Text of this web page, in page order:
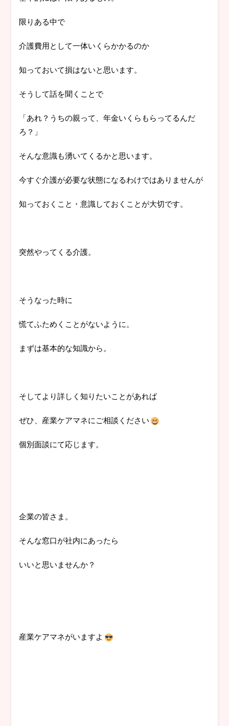
限りある中で
介護費用として一体いくらかかるのか
知っておいて損はないと思います。
そうして話を聞くことで
「あれ？うちの親って、年金いくらもらってるんだ
ろ？」
そんな意識も湧いてくるかと思います。
今すぐ介護が必要な状態になるわけではありませんが
知っておくこと・意識しておくことが大切です。
突然やってくる介護。
そうなった時に
慌てふためくことがないように。
まずは基本的な知識から。
そしてより詳しく知りたいことがあれば
ぜひ、産業ケアマネにご相談ください
個別面談にて応じます。
企業の皆さま。
そんな窓口が社内にあったら
いいと思いませんか？
産業ケアマネがいますよ